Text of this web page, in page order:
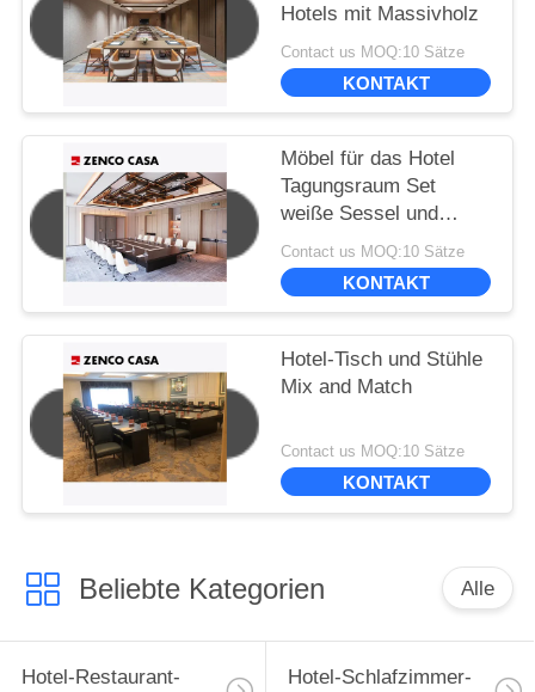
Hotels mit Massivholz
Contact us MOQ:10 Sätze
KONTAKT
Möbel für das Hotel
Tagungsraum Set
weiße Sessel und
großer Konferenztisch
Contact us MOQ:10 Sätze
KONTAKT
Hotel-Tisch und Stühle
Mix and Match
Contact us MOQ:10 Sätze
KONTAKT
Beliebte Kategorien Alle
Hotel-Restaurant-
Hotel-Schlafzimmer-